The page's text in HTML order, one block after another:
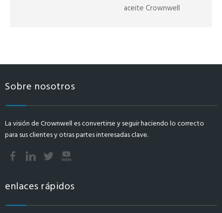
aceite Crownwell
Sobre nosotros
La visión de Crownwell es convertirse y seguir haciendo lo correcto
para sus clientes y otras partes interesadas clave.
enlaces rápidos